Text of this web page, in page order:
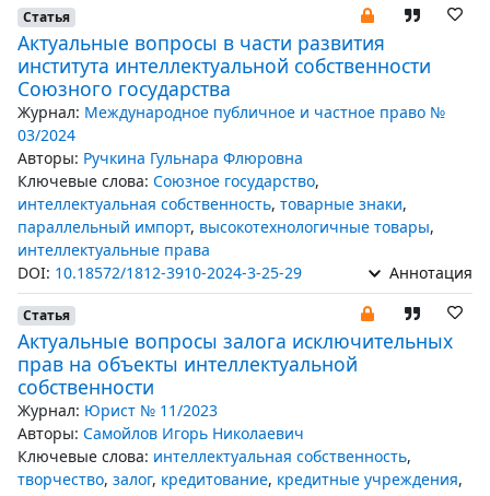
Статья
Актуальные вопросы в части развития
института интеллектуальной собственности
Союзного государства
Журнал: Международное публичное и частное право №
03/2024
Авторы: Ручкина Гульнара Флюровна
Ключевые слова: Союзное государство,
интеллектуальная собственность, товарные знаки,
параллельный импорт, высокотехнологичные товары,
интеллектуальные права
DOI: 10.18572/1812-3910-2024-3-25-29 Аннотация
Статья
Актуальные вопросы залога исключительных
прав на объекты интеллектуальной
собственности
Журнал: Юрист № 11/2023
Авторы: Самойлов Игорь Николаевич
Ключевые слова: интеллектуальная собственность,
творчество, залог, кредитование, кредитные учреждения,